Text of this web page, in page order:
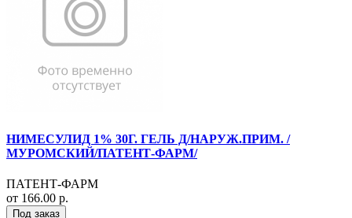
НИМЕСУЛИД 1% 30Г. ГЕЛЬ Д/НАРУЖ.ПРИМ. /
МУРОМСКИЙ/ПАТЕНТ-ФАРМ/
ПАТЕНТ-ФАРМ
от 166.00 р.
Под заказ